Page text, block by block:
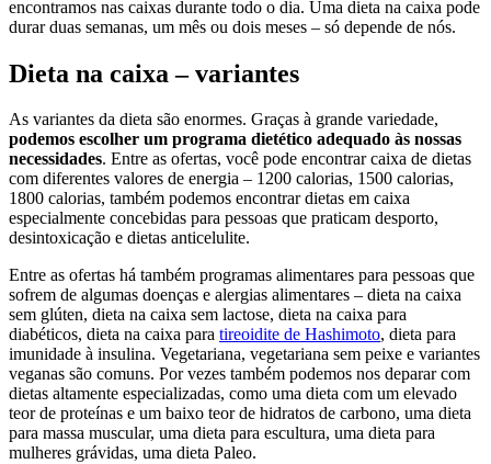
encontramos nas caixas durante todo o dia. Uma dieta na caixa pode
durar duas semanas, um mês ou dois meses – só depende de nós.
Dieta na caixa – variantes
As variantes da dieta são enormes. Graças à grande variedade,
podemos escolher um programa dietético adequado às nossas
necessidades. Entre as ofertas, você pode encontrar caixa de dietas
com diferentes valores de energia – 1200 calorias, 1500 calorias,
1800 calorias, também podemos encontrar dietas em caixa
especialmente concebidas para pessoas que praticam desporto,
desintoxicação e dietas anticelulite.
Entre as ofertas há também programas alimentares para pessoas que
sofrem de algumas doenças e alergias alimentares – dieta na caixa
sem glúten, dieta na caixa sem lactose, dieta na caixa para
diabéticos, dieta na caixa para tireoidite de Hashimoto, dieta para
imunidade à insulina. Vegetariana, vegetariana sem peixe e variantes
veganas são comuns. Por vezes também podemos nos deparar com
dietas altamente especializadas, como uma dieta com um elevado
teor de proteínas e um baixo teor de hidratos de carbono, uma dieta
para massa muscular, uma dieta para escultura, uma dieta para
mulheres grávidas, uma dieta Paleo.